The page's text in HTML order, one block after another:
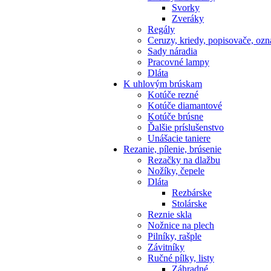
Svorky
Zveráky
Regály
Ceruzy, kriedy, popisovače,
Sady náradia
Pracovné lampy
Dláta
K uhlovým brúskam
Kotúče rezné
Kotúče diamantové
Kotúče brúsne
Ďalšie príslušenstvo
Unášacie taniere
Rezanie, pílenie, brúsenie
Rezačky na dlažbu
Nožíky, čepele
Dláta
Rezbárske
Stolárske
Reznie skla
Nožnice na plech
Pilníky, rašple
Závitníky
Ručné pílky, listy
Záhradné